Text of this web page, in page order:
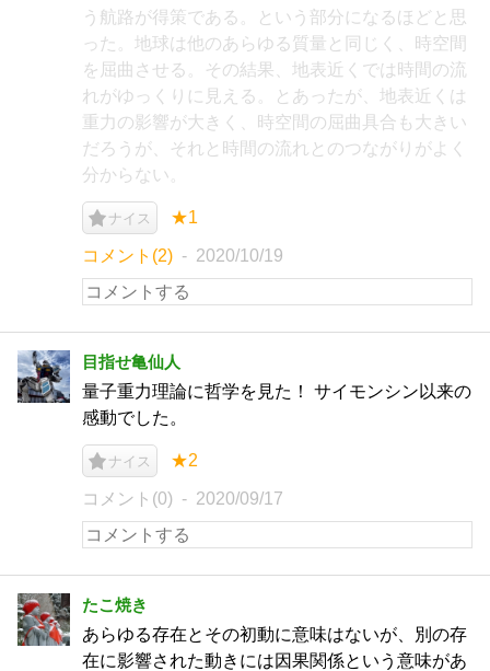
う航路が得策である。という部分になるほどと思
った。地球は他のあらゆる質量と同じく、時空間
を屈曲させる。その結果、地表近くでは時間の流
れがゆっくりに見える。とあったが、地表近くは
重力の影響が大きく、時空間の屈曲具合も大きい
だろうが、それと時間の流れとのつながりがよく
分からない。
ナイス ★1
コメント(2) 2020/10/19
目指せ亀仙人
量子重力理論に哲学を見た！ サイモンシン以来の
感動でした。
ナイス ★2
コメント(0) 2020/09/17
たこ焼き
あらゆる存在とその初動に意味はないが、別の存
在に影響された動きには因果関係という意味があ